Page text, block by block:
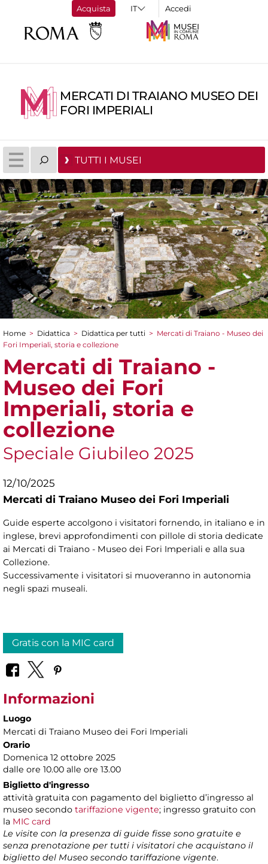
Acquista Accedi
MERCATI DI TRAIANO MUSEO DEI
FORI IMPERIALI
TUTTI I MUSEI
Tu sei qui
Home > Didattica > Didattica per tutti > Mercati di Traiano - Museo dei
Fori Imperiali, storia e collezione
Mercati di Traiano -
Museo dei Fori
Imperiali, storia e
collezione
Speciale Giubileo 2025
12/10/2025
Mercati di Traiano Museo dei Fori Imperiali
Guide esperte accolgono i visitatori fornendo, in italiano e in
inglese, brevi approfondimenti con pillole di storia dedicate
ai Mercati di Traiano - Museo dei Fori Imperiali e alla sua
Collezione.
Successivamente i visitatori si muoveranno in autonomia
negli spazi museali.
Gratis con la MIC card
Informazioni
Luogo
Mercati di Traiano Museo dei Fori Imperiali
Orario
Domenica 12 ottobre 2025
dalle ore 10.00 alle ore 13.00
Biglietto d'ingresso
attività gratuita con pagamento del biglietto d’ingresso al
museo secondo tariffazione vigente; ingresso gratuito con
la MIC card
Le visite con la presenza di guide fisse sono gratuite e
senza prenotazione per tutti i visitatori che acquistano il
biglietto del Museo secondo tariffazione vigente.